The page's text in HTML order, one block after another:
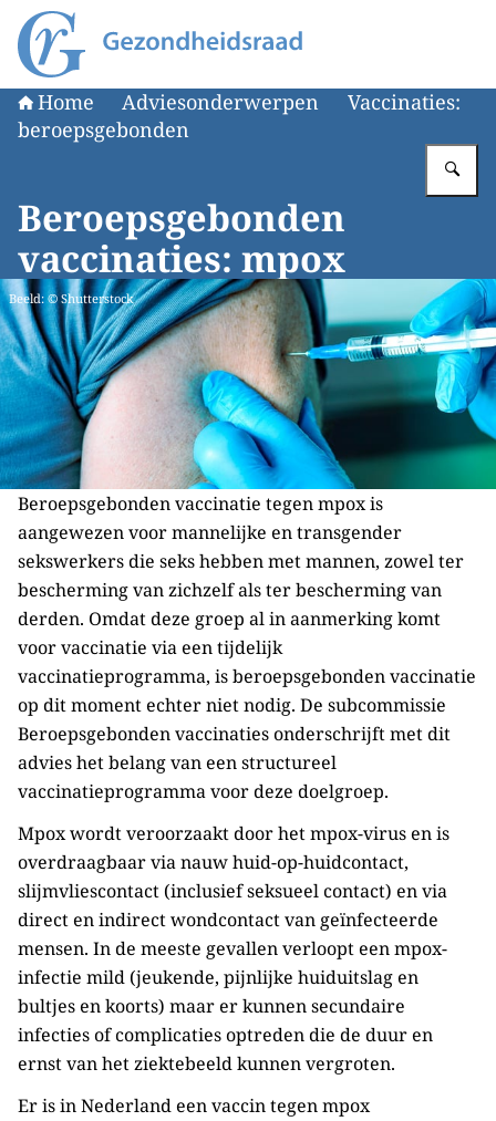
Naar de homepage van Gezondheidsraad
Home Adviesonderwerpen
Vaccinaties:
beroepsgebonden
Beroepsgebonden
vaccinaties: mpox
Beeld: © Shutterstock
Beroepsgebonden vaccinatie tegen mpox is
aangewezen voor mannelijke en transgender
sekswerkers die seks hebben met mannen, zowel ter
bescherming van zichzelf als ter bescherming van
derden. Omdat deze groep al in aanmerking komt
voor vaccinatie via een tijdelijk
vaccinatieprogramma, is beroepsgebonden vaccinatie
op dit moment echter niet nodig. De subcommissie
Beroepsgebonden vaccinaties onderschrijft met dit
advies het belang van een structureel
vaccinatieprogramma voor deze doelgroep.
Mpox wordt veroorzaakt door het mpox-virus en is
overdraagbaar via nauw huid-op-huidcontact,
slijmvliescontact (inclusief seksueel contact) en via
direct en indirect wondcontact van geïnfecteerde
mensen. In de meeste gevallen verloopt een mpox-
infectie mild (jeukende, pijnlijke huiduitslag en
bultjes en koorts) maar er kunnen secundaire
infecties of complicaties optreden die de duur en
ernst van het ziektebeeld kunnen vergroten.
Er is in Nederland een vaccin tegen mpox